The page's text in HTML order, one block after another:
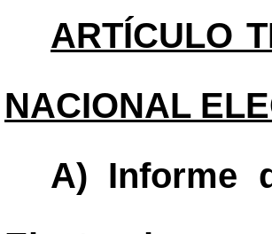
ARTÍCULO
NACIONAL
A) Informe